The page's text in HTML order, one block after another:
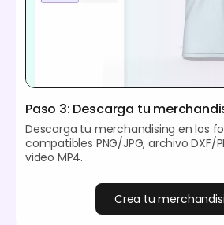
Paso 3: Descarga tu
Descarga tu merchandising en los
compatibles PNG/JPG, archivo DXF/
video MP4.
Crea tu